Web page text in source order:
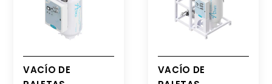
VACÍO DE
VACÍO DE